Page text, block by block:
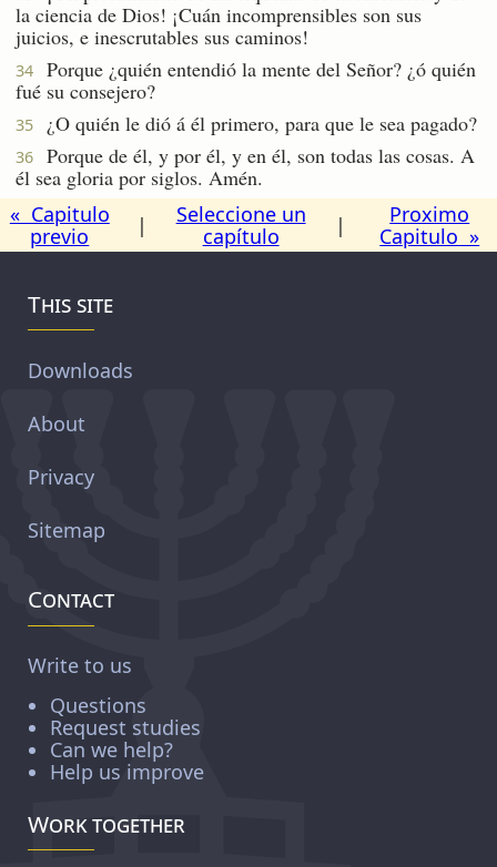
la ciencia de Dios! ¡Cuán incomprensibles son sus
juicios, e inescrutables sus caminos!
34
Porque ¿quién entendió la mente del Señor? ¿ó quién
fué su consejero?
35 ¿O quién le dió á él primero, para que le sea pagado?
36
Porque de él, y por él, y en él, son todas las cosas. A
él sea gloria por siglos. Amén.
« Capitulo
previo
|
Seleccione un
capítulo
|
Proximo
Capitulo »
This site
Downloads
About
Privacy
Sitemap
Contact
Write to us
Questions
Request studies
Can we help?
Help us improve
Work together